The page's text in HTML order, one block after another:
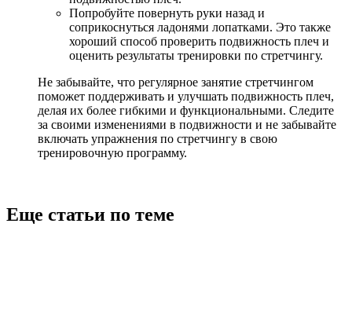
Попробуйте повернуть руки назад и
соприкоснуться ладонями лопатками. Это также
хороший способ проверить подвижность плеч и
оценить результаты тренировки по стретчингу.
Не забывайте, что регулярное занятие стретчингом
поможет поддерживать и улучшать подвижность плеч,
делая их более гибкими и функциональными. Следите
за своими изменениями в подвижности и не забывайте
включать упражнения по стретчингу в свою
тренировочную программу.
Еще статьи по теме